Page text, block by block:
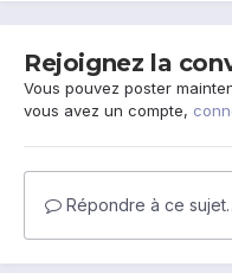
Rejoignez la
Vous pouvez poster
vous avez un compte,
Répondre à ce